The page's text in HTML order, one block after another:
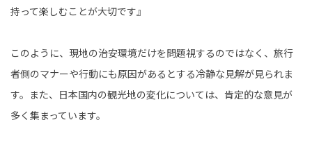
持って楽しむことが大切です』
このように、現地の治安環境だけを問題視するのではなく、旅行
者側のマナーや行動にも原因があるとする冷静な見解が見られま
す。また、日本国内の観光地の変化については、肯定的な意見が
多く集まっています。